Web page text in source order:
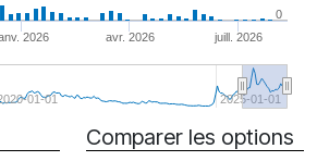
2026 avr. 2026 juill. 2026
01-01 2025-01-01
0
Comparer les options